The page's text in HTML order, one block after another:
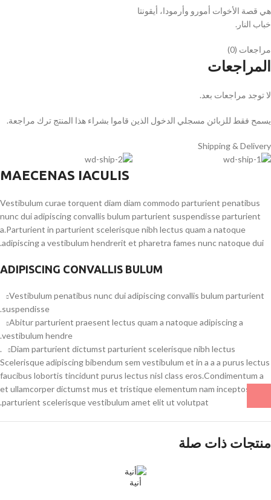
هي قصة الأخوات أمورو وأرمودا، أيقونتا
خباب النار.
مراجعات (0)
المراجعات
لا توجد مراجعات بعد.
يسمح فقط للزبائن مسجلي الدخول الذين قاموا بشراء هذا المنتج ترك مراجعة.
Shipping & Delivery
MAECENAS IACULIS
Vestibulum curae torquent diam diam commodo parturient penatibus
nunc dui adipiscing convallis bulum parturient suspendisse parturient
a.Parturient in parturient scelerisque nibh lectus quam a natoque
adipiscing a vestibulum hendrerit et pharetra fames nunc natoque dui.
ADIPISCING CONVALLIS BULUM
Vestibulum penatibus nunc dui adipiscing convallis bulum parturient
suspendisse.
Abitur parturient praesent lectus quam a natoque adipiscing a
vestibulum hendre.
Diam parturient dictumst parturient scelerisque nibh lectus.
Scelerisque adipiscing bibendum sem vestibulum et in a a a purus lectus
faucibus lobortis tincidunt purus lectus nisl class eros.Condimentum a
et ullamcorper dictumst mus et tristique elementum nam inceptos hac
parturient scelerisque vestibulum amet elit ut volutpat.
منتجات ذات صلة
أنية